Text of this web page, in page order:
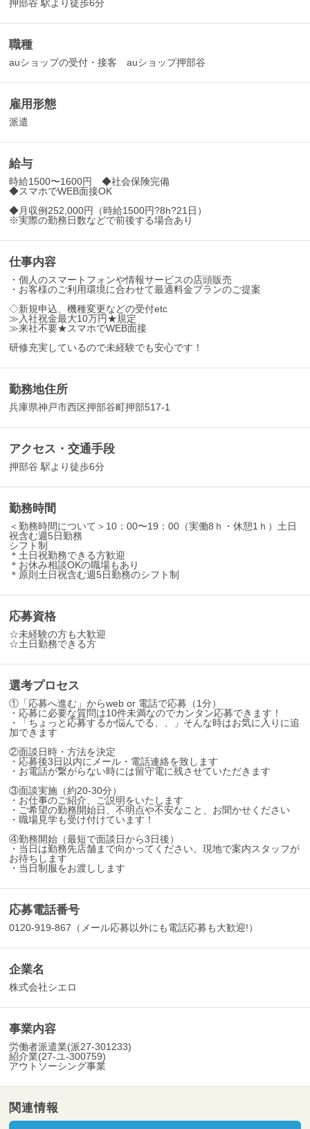
押部谷 駅より徒歩6分
職種
auショップの受付・接客 auショップ押部谷
雇用形態
派遣
給与
時給1500〜1600円 ◆社会保険完備
◆スマホでWEB面接OK
◆月収例252,000円（時給1500円?8h?21日）
※実際の勤務日数などで前後する場合あり
仕事内容
・個人のスマートフォンや情報サービスの店頭販売
・お客様のご利用環境に合わせて最適料金プランのご提案
◇新規申込、機種変更などの受付etc
≫入社祝金最大10万円★規定
≫来社不要★スマホでWEB面接
研修充実しているので未経験でも安心です！
勤務地住所
兵庫県神戸市西区押部谷町押部517-1
アクセス・交通手段
押部谷 駅より徒歩6分
勤務時間
＜勤務時間について＞10：00〜19：00（実働8ｈ・休憩1ｈ）土日
祝含む週5日勤務
シフト制
＊土日祝勤務できる方歓迎
＊お休み相談OKの職場もあり
＊原則土日祝含む週5日勤務のシフト制
応募資格
☆未経験の方も大歓迎
☆土日勤務できる方
選考プロセス
①「応募へ進む」からweb or 電話で応募（1分）
・応募に必要な質問は10件未満なのでカンタン応募できます！
・「ちょっと応募するか悩んでる、、」そんな時はお気に入りに追
加できます
②面談日時・方法を決定
・応募後3日以内にメール・電話連絡を致します
・お電話が繋がらない時には留守電に残させていただきます
③面談実施（約20-30分）
・お仕事のご紹介、ご説明をいたします
・ご希望の勤務開始日、不明点や不安なこと、お聞かせください
・職場見学も受け付けています！
④勤務開始（最短で面談日から3日後）
・当日は勤務先店舗まで向かってください。現地で案内スタッフが
お待ちします
・当日制服をお渡しします
応募電話番号
0120-919-867（メール応募以外にも電話応募も大歓迎!）
企業名
株式会社シエロ
事業内容
労働者派遣業(派27-301233)
紹介業(27-ユ-300759)
アウトソーシング事業
関連情報